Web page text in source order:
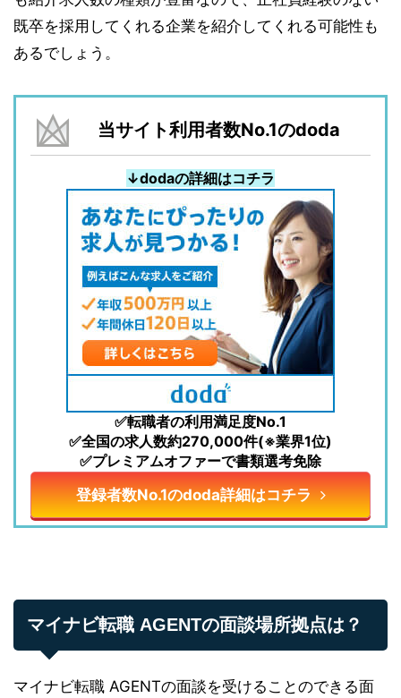
既卒を採用してくれる企業を紹介してくれる可能性も
あるでしょう。
当サイト利用者数No.1のdoda
↓dodaの詳細はコチラ
✅転職者の利用満足度No.1
✅全国の求人数約270,000件(※業界1位)
✅プレミアムオファーで書類選考免除
登録者数No.1のdoda詳細はコチラ
マイナビ転職 AGENTの面談場所拠点は？
マイナビ転職 AGENTの面談を受けることのできる面